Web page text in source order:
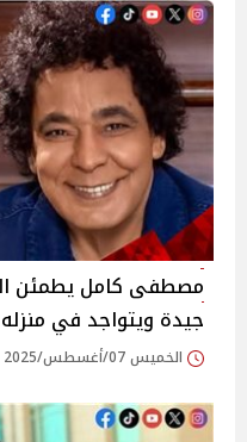
مصطفى كامل يطمئن
جيدة ويتواجد في منزله‎
الخميس 07/أغسطس/2025 - 06:20 م